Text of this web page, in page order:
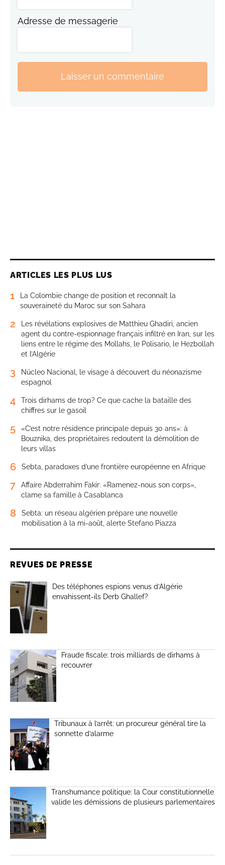
Adresse de messagerie
Laisser un commentaire
ARTICLES LES PLUS LUS
1
La Colombie change de position et reconnaît la
souveraineté du Maroc sur son Sahara
2
Les révélations explosives de Matthieu Ghadiri, ancien
agent du contre-espionnage français infiltré en Iran, sur les
liens entre le régime des Mollahs, le Polisario, le Hezbollah
et l’Algérie
3
Núcleo Nacional, le visage à découvert du néonazisme
espagnol
4
Trois dirhams de trop? Ce que cache la bataille des
chiffres sur le gasoil
5
«C’est notre résidence principale depuis 30 ans»: à
Bouznika, des propriétaires redoutent la démolition de
leurs villas
6 Sebta, paradoxes d’une frontière européenne en Afrique
7
Affaire Abderrahim Fakir: «Ramenez-nous son corps»,
clame sa famille à Casablanca
8
Sebta: un réseau algérien prépare une nouvelle
mobilisation à la mi-août, alerte Stefano Piazza
REVUES DE PRESSE
Des téléphones espions venus d’Algérie
envahissent-ils Derb Ghallef?
Fraude fiscale: trois milliards de dirhams à
recouvrer
Tribunaux à l’arrêt: un procureur général tire la
sonnette d’alarme
Transhumance politique: la Cour constitutionnelle
valide les démissions de plusieurs parlementaires